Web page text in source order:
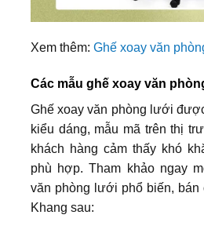
Xem thêm: Ghế xoay văn
Các mẫu ghế xoay văn
Ghế xoay văn phòng lưới
kiểu dáng, mẫu mã trên thị
khách hàng cảm thấy khó
phù hợp. Tham khảo ngay
văn phòng lưới phổ biến,
Khang sau: